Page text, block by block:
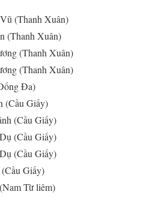
(Thanh Xuân)
(Thanh Xuân)
(Thanh Xuân)
(Thanh Xuân)
Đa)
(Cầu Giấy)
(Cầu Giấy)
(Cầu Giấy)
(Cầu Giấy)
Giấy)
Từ liêm)